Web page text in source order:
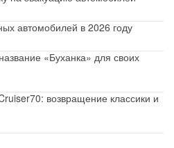
автомобилей в 2026 году
«Буханка» для своих
возвращение классики и